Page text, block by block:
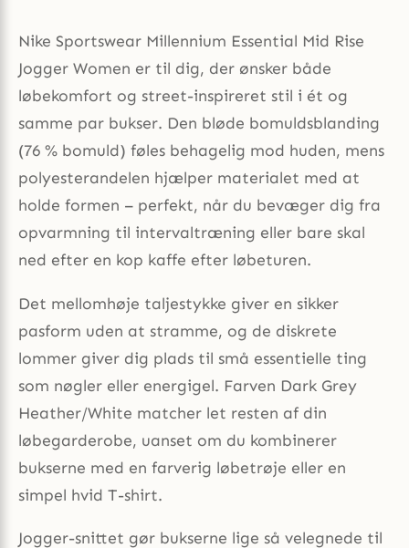
Nike Sportswear Millennium Essential Mid Rise
Jogger Women er til dig, der ønsker både
løbekomfort og street-inspireret stil i ét og
samme par bukser. Den bløde bomuldsblanding
(76 % bomuld) føles behagelig mod huden, mens
polyesterandelen hjælper materialet med at
holde formen – perfekt, når du bevæger dig fra
opvarmning til intervaltræning eller bare skal
ned efter en kop kaffe efter løbeturen.
Det mellomhøje taljestykke giver en sikker
pasform uden at stramme, og de diskrete
lommer giver dig plads til små essentielle ting
som nøgler eller energigel. Farven Dark Grey
Heather/White matcher let resten af din
løbegarderobe, uanset om du kombinerer
bukserne med en farverig løbetrøje eller en
simpel hvid T-shirt.
Jogger-snittet gør bukserne lige så velegnede til